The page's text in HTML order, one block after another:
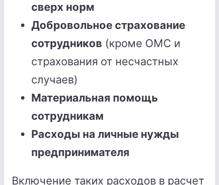
сверх норм
Добровольное страхование
сотрудников (кроме ОМС и
страхования от несчастных
случаев)
Материальная помощь
сотрудникам
Расходы на личные нужды
предпринимателя
Включение таких расходов в расчет